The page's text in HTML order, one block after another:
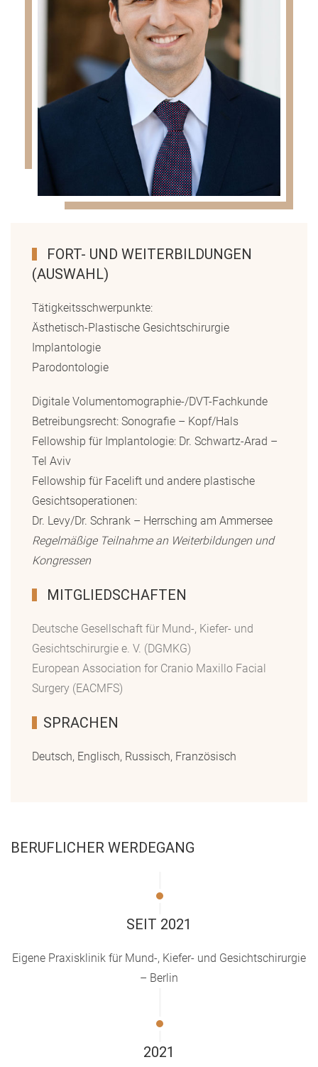
FORT- UND WEITERBILDUNGEN
(AUSWAHL)
Tätigkeitsschwerpunkte:
Ästhetisch-Plastische Gesichtschirurgie
Implantologie
Parodontologie
Digitale Volumentomographie-/DVT-Fachkunde
Betreibungsrecht: Sonografie – Kopf/Hals
Fellowship für Implantologie: Dr. Schwartz-Arad –
Tel Aviv
Fellowship für Facelift und andere plastische
Gesichtsoperationen:
Dr. Levy/Dr. Schrank – Herrsching am Ammersee
Regelmäßige Teilnahme an Weiterbildungen und
Kongressen
MITGLIEDSCHAFTEN
Deutsche Gesellschaft für Mund-, Kiefer- und
Gesichtschirurgie e. V. (DGMKG)
European Association for Cranio Maxillo Facial
Surgery (EACMFS)
SPRACHEN
Deutsch, Englisch, Russisch, Französisch
BERUFLICHER WERDEGANG
Eigene Praxisklinik für Mund-, Kiefer- und Gesichtschirurgie
– Berlin
SEIT 2021
2021